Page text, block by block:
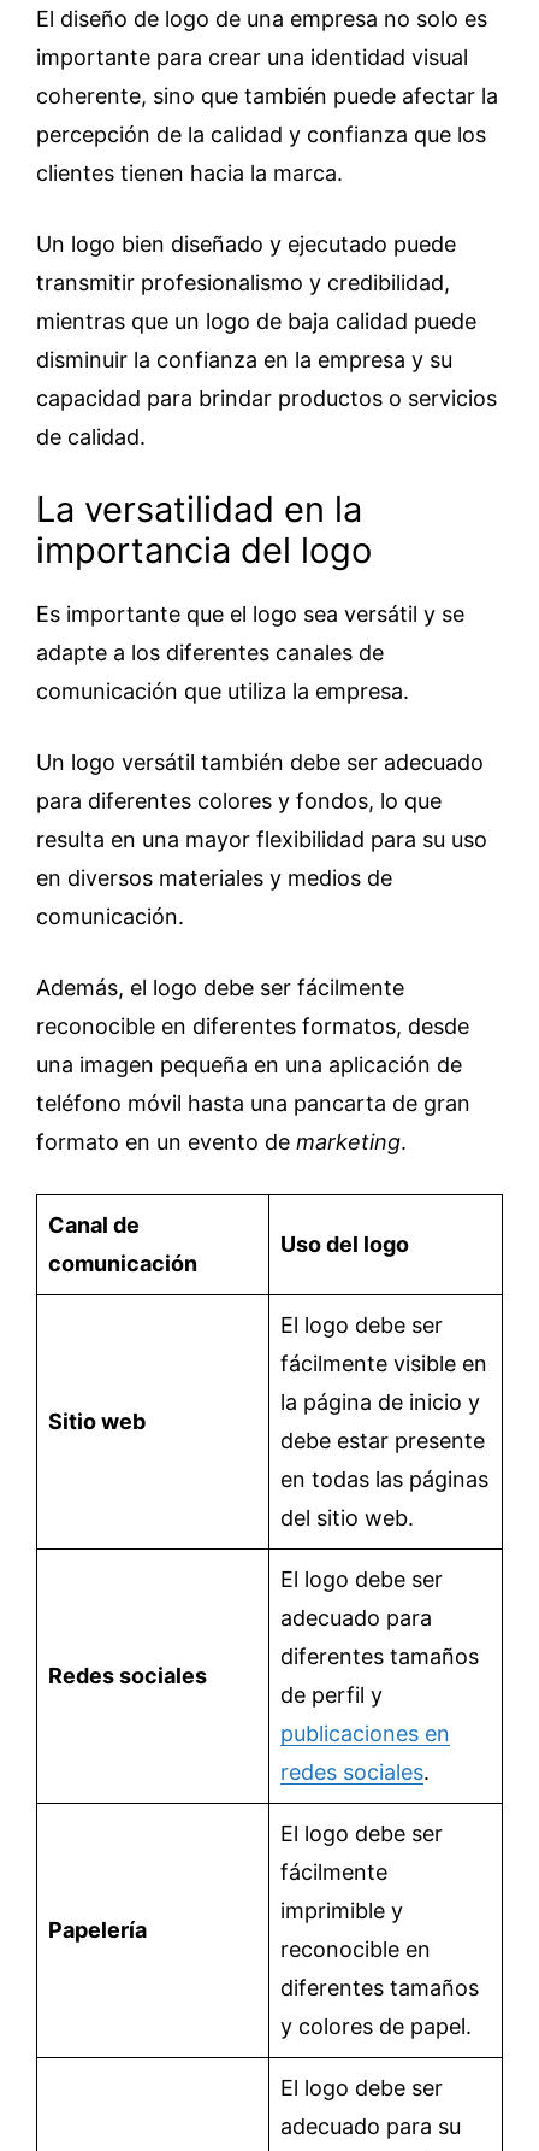
El diseño de logo de una empresa no solo es
importante para crear una identidad visual
coherente, sino que también puede afectar la
percepción de la calidad y confianza que los
clientes tienen hacia la marca.
Un logo bien diseñado y ejecutado puede
transmitir profesionalismo y credibilidad,
mientras que un logo de baja calidad puede
disminuir la confianza en la empresa y su
capacidad para brindar productos o servicios
de calidad.
La versatilidad en la
importancia del logo
Es importante que el logo sea versátil y se
adapte a los diferentes canales de
comunicación que utiliza la empresa.
Un logo versátil también debe ser adecuado
para diferentes colores y fondos, lo que
resulta en una mayor flexibilidad para su uso
en diversos materiales y medios de
comunicación.
Además, el logo debe ser fácilmente
reconocible en diferentes formatos, desde
una imagen pequeña en una aplicación de
teléfono móvil hasta una pancarta de gran
formato en un evento de marketing.
Canal de
comunicación
Uso del logo
Sitio web
El logo debe ser
fácilmente visible en
la página de inicio y
debe estar presente
en todas las páginas
del sitio web.
Redes sociales
El logo debe ser
adecuado para
diferentes tamaños
de perfil y
publicaciones en
redes sociales.
Papelería
El logo debe ser
fácilmente
imprimible y
reconocible en
diferentes tamaños
y colores de papel.
El logo debe ser
adecuado para su